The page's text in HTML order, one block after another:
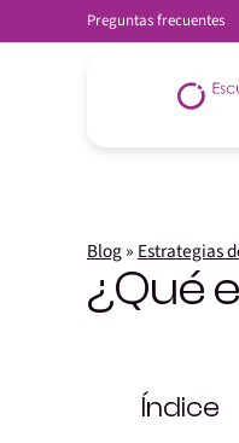
Preguntas frecuentes
Blog» Estrategias
¿Qué
Índice